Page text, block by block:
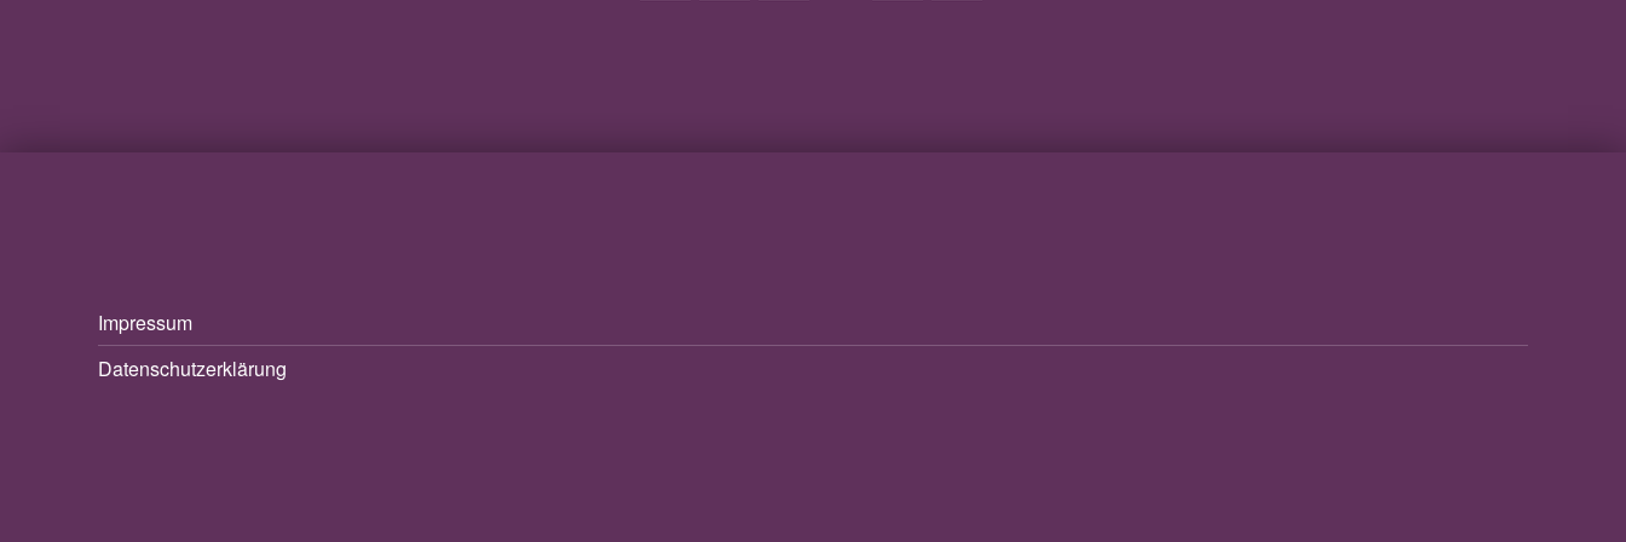
Impressum
Datenschutzerklärung